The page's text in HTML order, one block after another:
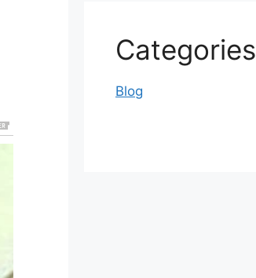
Categories
Blog